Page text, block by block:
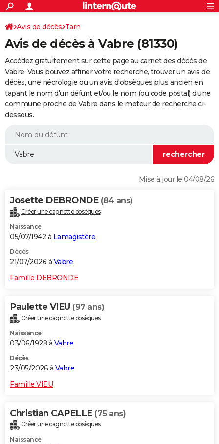
ACTUALITÉS
Politique
Société
Faits Divers
Education
Monde
Villes
+
SPORT
Coupe du monde 2026
Football
Tennis
Cyclisme
Rugby
Forum
Programme TV
TNT
Streaming
Cinéma
Sorties cinéma
Musique
+
FINANCE
Retraite
Epargne
Immobilier
Risques naturels par ville
Assurance
AUTO
Essais
Réserver un essai
Citadines
Berlines
SUV
Forum auto
+
HIGH-TECH
BRICOLAGE
WEEK-END
Alimentation
Guide de la santé
Maladies
Médicaments
Sommeil
VOYAGE
Destinations
City break
Voyage nature
Voyage de noces
Forum
Climat
+PHOTO
GUIDES D'ACHAT
Carte de Noël
Carte Bonne année
Carte Saint-Valentin
Carte Pâques
Carte d'anniversaire
DICTIONNAIRE
Dictionnaire
Biographies
Citations
Expressions
Proverbes
PROGRAMME TV
S'inscrire
Se connecter
Lycées
Collèges
Primaires
Universités
Entreprises
Service militaire
Avis de recherche
AVIS DE DÉCÈS
FORUM
Bricolage
Lifestyle
Culture
Sport
Auto
Television
Voyage
Cinema
Avis de décès Tarn
Avis de décès à Vabre (81330)
Accédez gratuitement sur cette page au carnet des décès de
Vabre. Vous pouvez affiner votre recherche, trouver un avis de
décès, une nécrologie ou un avis d'obsèques plus ancien en
tapant le nom d'un défunt et/ou le nom (ou code postal) d'une
commune proche de Vabre dans le moteur de recherche ci-
dessous.
Mise à jour le 04/08/26
Josette DEBRONDE (84 ans)
Créer une cagnotte obsèques
Naissance
05/07/1942 à Lamagistère
Décès
21/07/2026 à Vabre
Famille DEBRONDE
Paulette VIEU (97 ans)
Créer une cagnotte obsèques
Naissance
03/06/1928 à Vabre
Décès
23/05/2026 à Vabre
Famille VIEU
Christian CAPELLE (75 ans)
Créer une cagnotte obsèques
Naissance